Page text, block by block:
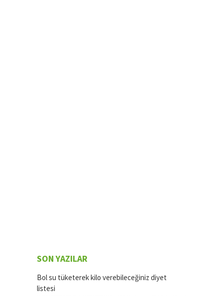
SON YAZILAR
Bol su tüketerek kilo verebileceğiniz diyet
listesi